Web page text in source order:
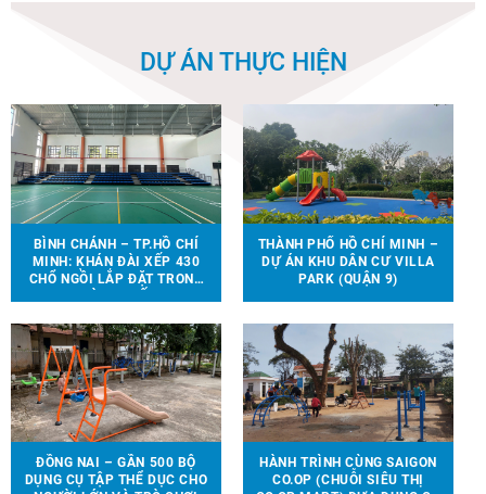
DỰ ÁN THỰC HIỆN
BÌNH CHÁNH – TP.HỒ CHÍ
MINH: KHÁN ĐÀI XẾP 430
CHỔ NGỒI LẮP ĐẶT TRONG
THÀNH PHỐ HỒ CHÍ MINH –
DỰ ÁN KHU DÂN CƯ VILLA
PARK (QUẬN 9)
ĐỒNG NAI – GẦN 500 BỘ
DỤNG CỤ TẬP THỂ DỤC CHO
HÀNH TRÌNH CÙNG SAIGON
CO.OP (CHUỖI SIÊU THỊ